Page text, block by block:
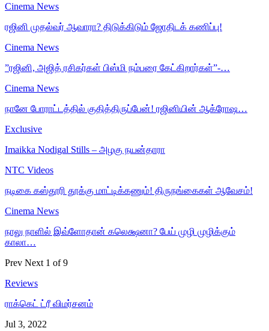
Cinema News
ரஜினி முதல்வர் ஆவாரா? திடுக்கிடும் ஜோதிடக் கணிப்பு!
Cinema News
”ரஜினி, அஜித் ரசிகர்கள் பிஸ்மி நம்பரை கேட்கிறார்கள்”-…
Cinema News
நானே போராட்டத்தில் குதித்திருப்பேன்! ரஜினியின் ஆக்ரோஷ…
Exclusive
Imaikka Nodigal Stills – அழகு நயன்தாரா
NTC Videos
நடிகை கஸ்தூரி தூக்கு மாட்டிக்கணும்! திருநங்கைகள் ஆவேசம்!
Cinema News
நாலு நாளில் இவ்ளோதான் கலெக்ஷனா? பேய் முழி முழிக்கும்
காலா…
Prev Next 1 of 9
Reviews
ராக்கெட் ட்ரீ விமர்சனம்
Jul 3, 2022